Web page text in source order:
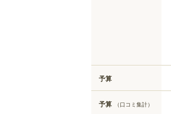
予算
予算 （口コミ集計）